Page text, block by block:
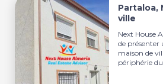
Partaloa,
ville
Next House
de
maison de
périphérie